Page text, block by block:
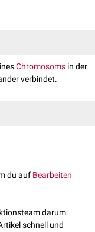
Chromosoms in der
verbindet.
voneinander
du auf Bearbeiten
darum.
schnell und